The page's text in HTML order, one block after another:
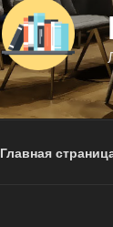
Главная